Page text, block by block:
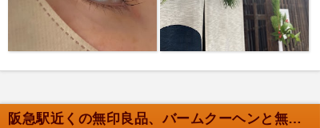
阪急駅近くの無印良品、バームクーヘンと無印弁当！